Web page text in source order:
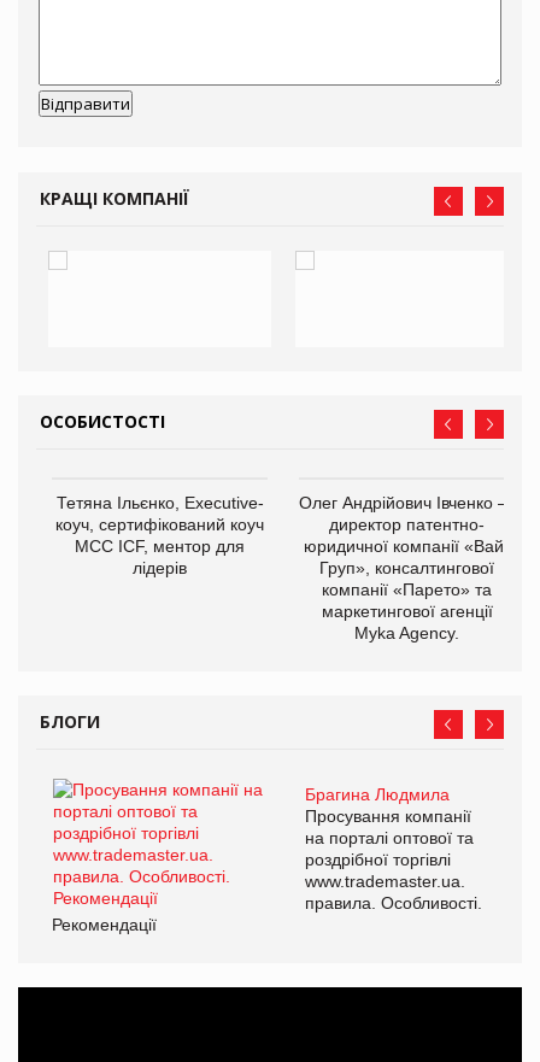
КРАЩІ КОМПАНІЇ
ОСОБИСТОСТІ
Тетяна Ільєнко, Executive-
коуч, сертифікований коуч
МСС ICF, ментор для
лідерів
Олег Андрійович Івченко —
директор патентно-
юридичної компанії «Вайз
Груп», консалтингової
компанії «Парето» та
маркетингової агенції
Myka Agency.
БЛОГИ
Брагина Людмила
Просування компанії
на порталі оптової та
роздрібної торгівлі
www.trademaster.ua.
правила. Особливості.
Рекомендації